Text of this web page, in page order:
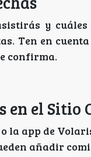
y
Ten en cuenta
confirma.
en el Sitio
o la app de
añadir